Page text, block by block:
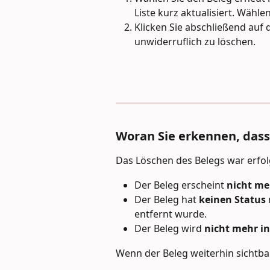
Liste kurz aktualisiert.
Klicken Sie abschließend auf
unwiderruflich zu löschen.
Woran Sie erkennen,
Das Löschen des Belegs war
Der Beleg erscheint nicht
Der Beleg hat keinen Status
entfernt wurde.
Der Beleg wird nicht mehr
Wenn der Beleg weiterhin